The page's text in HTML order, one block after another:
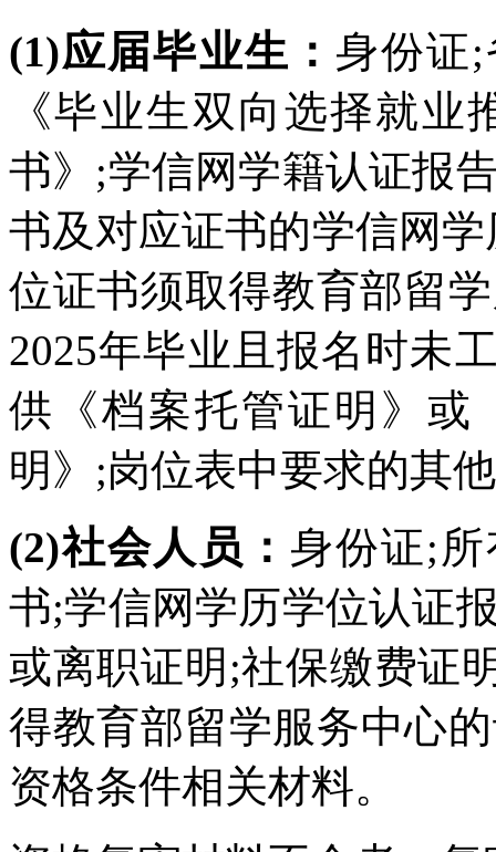
(1)应届毕业生： 身份证
《毕业生双向选择就
书》;学信网学籍认证报
书及对应证书的学信网
位证书须取得教育部留
2025年毕业且报名时未
供《档案托管证明》或
明》;岗位表中要求的其
(2)社会人员： 身份证;
书;学信网学历学位认证
或离职证明;社保缴费证
得教育部留学服务中心
资格条件相关材料。